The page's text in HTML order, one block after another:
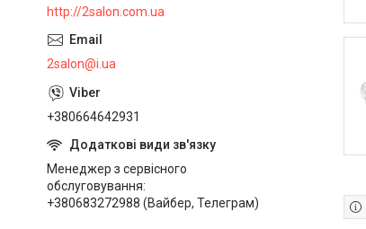
http://2salon.com.ua
2salon@i.ua
+380664642931
Менеджер з сервісного
обслуговування
+380683272988 (Вайбер, Телеграм)